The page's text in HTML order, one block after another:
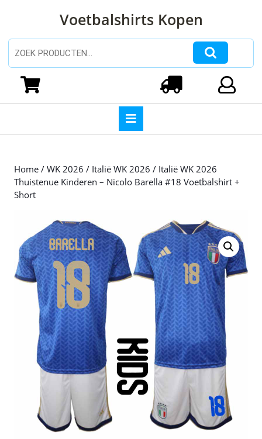
inhoud
Voetbalshirts Kopen
Zoeken naar:
Home / WK 2026 / Italië WK 2026 / Italië WK 2026
Thuistenue Kinderen – Nicolo Barella #18 Voetbalshirt +
Short